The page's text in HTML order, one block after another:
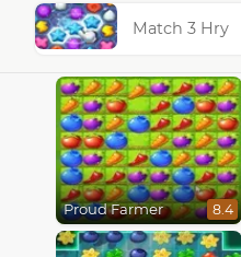
Match 3 Hry
Proud Farmer 8.4